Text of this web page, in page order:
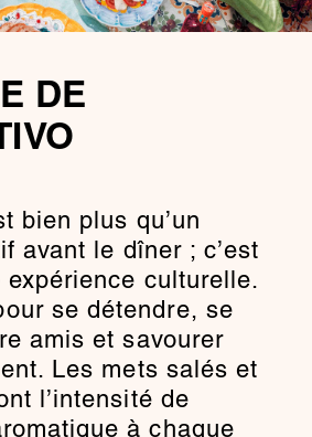
DE
bien plus qu’un
avant le dîner ; c’est
expérience culturelle.
se détendre, se
amis et savourer
Les mets salés et
l’intensité de
à chaque